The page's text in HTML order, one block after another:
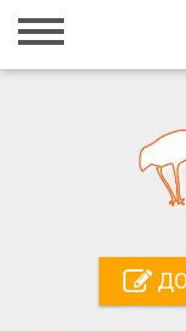
Главная
Регистрация
Поиск